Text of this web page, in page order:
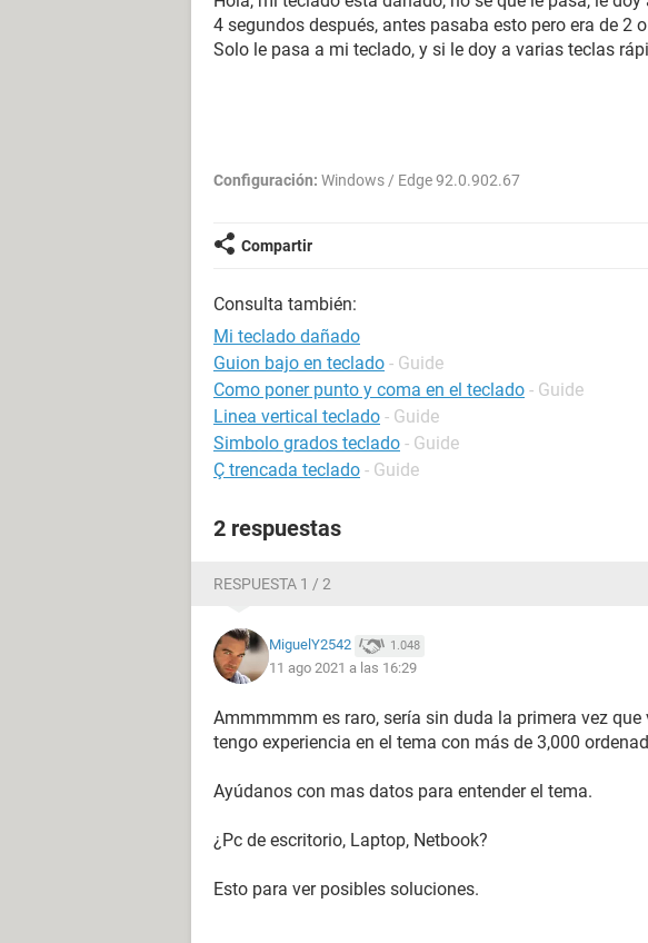
4 segundos después, antes pasaba esto pero era de 2
Solo le pasa a mi teclado, y si le doy a varias teclas
Configuración: Windows / Edge 92.0.902.67
Compartir
Consulta también:
Mi teclado dañado
Guion bajo en teclado - Guide
Como poner punto y coma en el teclado - Guide
Linea vertical teclado - Guide
Simbolo grados teclado - Guide
Ç trencada teclado - Guide
2 respuestas
RESPUESTA 1 / 2
MiguelY2542 1.048
11 ago 2021 a las 16:29
Ammmmmm es raro, sería sin duda la primera vez que
tengo experiencia en el tema con más de 3,000
Ayúdanos con mas datos para entender el tema.
¿Pc de escritorio, Laptop, Netbook?
Esto para ver posibles soluciones.